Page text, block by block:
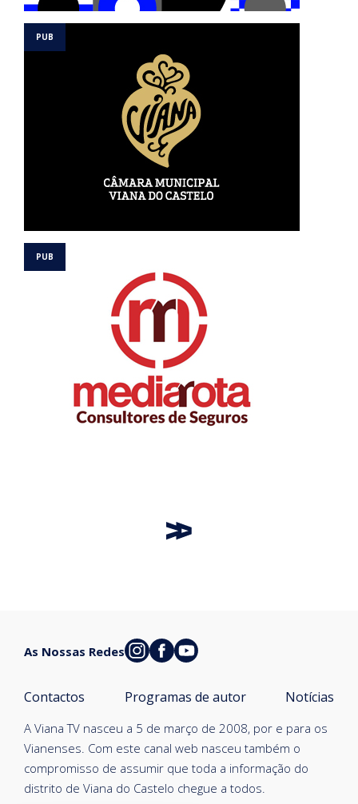
A Viana TV nasceu a 5 de março de 2008, por e para os
Vianenses. Com este canal web nasceu também o
compromisso de assumir que toda a informação do
distrito de Viana do Castelo chegue a todos.
Contactos Programas de autor Notícias
As Nossas Redes